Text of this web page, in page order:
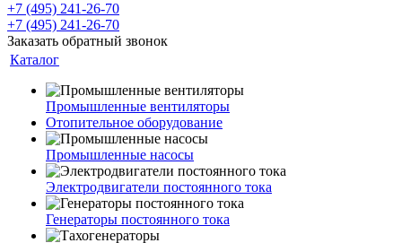
+7 (495) 241-26-70
+7 (495) 241-26-70
Заказать обратный звонок
Каталог
Промышленные вентиляторы
Отопительное оборудование
Промышленные насосы
Электродвигатели постоянного тока
Генераторы постоянного тока